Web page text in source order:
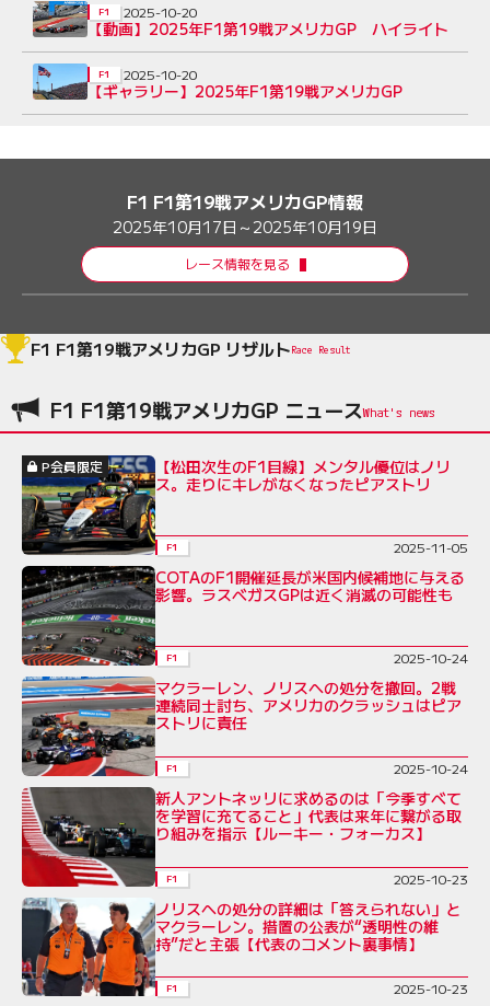
【動画】2025年F1第19戦アメリカGP ハイライト
F1 2025-10-20
【ギャラリー】2025年F1第19戦アメリカGP
F1 2025-10-20
F1 F1第19戦アメリカGP情報
2025年10月17日～2025年10月19日
レース情報を見る
F1 F1第19戦アメリカGP リザルトRace Result
F1 F1第19戦アメリカGP ニュース
P会員限定
【松田次生のF1目線】メンタル優位はノリ
ス。走りにキレがなくなったピアストリ
F1 2025-11-05
COTAのF1開催延長が米国内候補地に与える
影響。ラスベガスGPは近く消滅の可能性も
F1 2025-10-24
マクラーレン、ノリスへの処分を撤回。2戦
連続同士討ち、アメリカのクラッシュはピア
ストリに責任
F1 2025-10-24
新人アントネッリに求めるのは「今季すべて
を学習に充てること」代表は来年に繋がる取
り組みを指示【ルーキー・フォーカス】
F1 2025-10-23
ノリスへの処分の詳細は「答えられない」と
マクラーレン。措置の公表が“透明性の維
持”だと主張【代表のコメント裏事情】
F1 2025-10-23